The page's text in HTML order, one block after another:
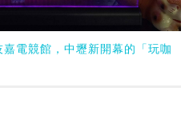
電競館，中壢新開幕的「玩咖